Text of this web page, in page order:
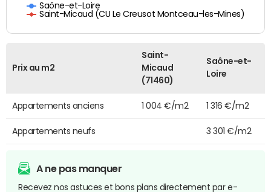
Saône-et-Loire
Saint-Micaud (CU Le Creusot Montceau-les-Mines)
Prix au m2
Saint-
Micaud
(71460)
Saône-et-
Loire
Appartements anciens 1 004 €/m2 1 316 €/m2
Appartements neufs 3 301 €/m2
A ne pas manquer
Recevez nos astuces et bons plans directement par e-